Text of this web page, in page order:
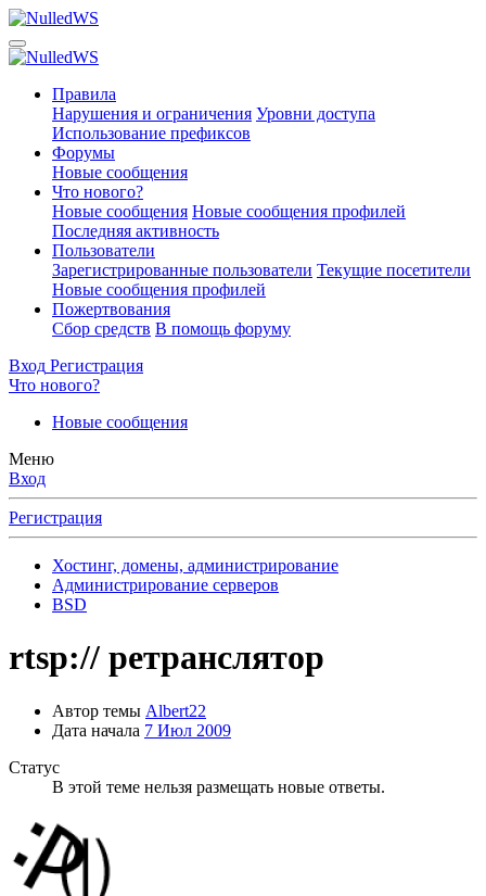
Правила
Нарушения и ограничения Уровни доступа
Использование префиксов
Форумы
Новые сообщения
Что нового?
Новые сообщения Новые сообщения профилей
Последняя активность
Пользователи
Зарегистрированные пользователи Текущие посетители
Новые сообщения профилей
Пожертвования
Сбор средств В помощь форуму
Вход Регистрация
Что нового?
Новые сообщения
Меню
Вход
Регистрация
Хостинг, домены, администрирование
Администрирование серверов
BSD
rtsp:// ретранслятор
Автор темы Albert22
Дата начала 7 Июл 2009
Статус
В этой теме нельзя размещать новые ответы.